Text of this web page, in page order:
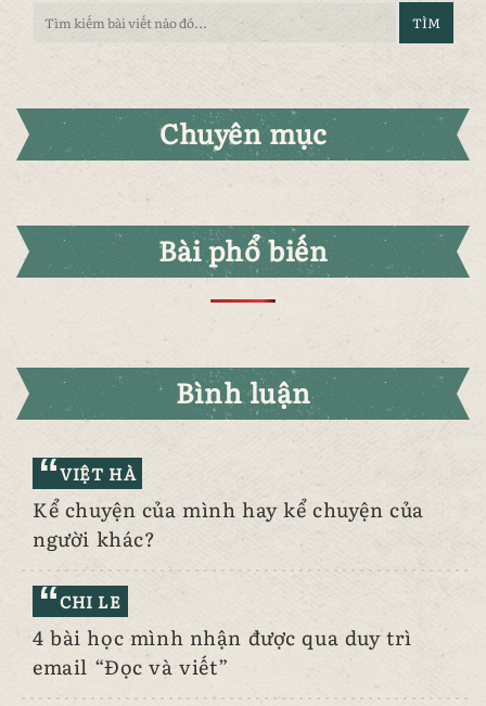
Chuyên mục
Bài phổ biến
Bình luận
VIỆT HÀ
Kể chuyện của mình hay kể chuyện của
người khác?
CHI LE
4 bài học mình nhận được qua duy trì
email “Đọc và viết”